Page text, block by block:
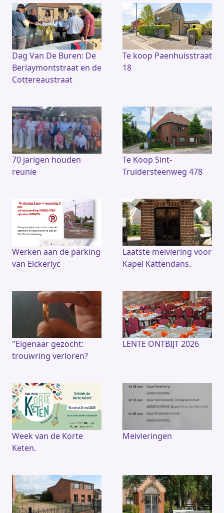
Dag Van De Buren: De
Berlaymontstraat en de
Cottereaustraat
Te koop Paenhuisstraat
18
70 jarigen houden
reunie
Te Koop Sint-
Truidersteenweg 478
Werken aan de parking
van Elckerlyc
Laatste meiviering voor
Kapel Kattendans.
"Eigenaar gezocht:
trouwring verloren?
LENTE ONTBIJT 2026
Week van de Korte
Keten.
Meivieringen